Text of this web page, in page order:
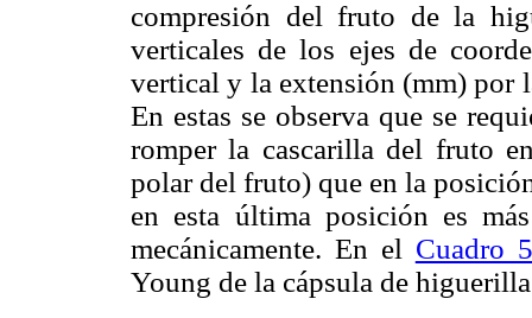
compresión del fruto de la
verticales de los ejes de
vertical y la extensión (mm) por
En estas se observa que se
romper la cascarilla del fruto
polar del fruto) que en la
en esta última posición es
mecánicamente. En el Cuadro 5
Young de la cápsula de